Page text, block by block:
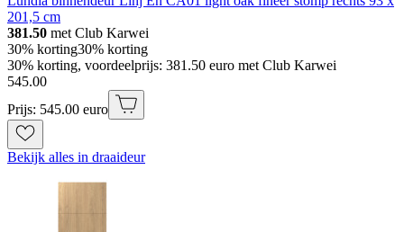
201,5 cm
381.50 met Club Karwei
30% korting30% korting
30% korting, voordeelprijs: 381.50 euro met Club Karwei
545.00
Prijs: 545.00 euro
Bekijk alles in draaideur